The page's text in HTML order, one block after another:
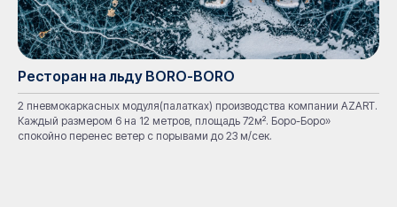
Ресторан на льду BORO-BORO
2 пневмокаркасных модуля(палатках) производства компании AZART.
Каждый размером 6 на 12 метров, площадь 72м². Боро-Боро»
спокойно перенес ветер с порывами до 23 м/сек.